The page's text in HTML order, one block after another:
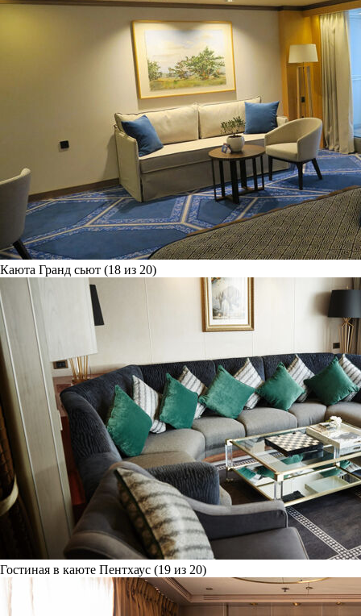
Каюта Гранд сьют (18 из 20)
Гостиная в каюте Пентхаус (19 из 20)